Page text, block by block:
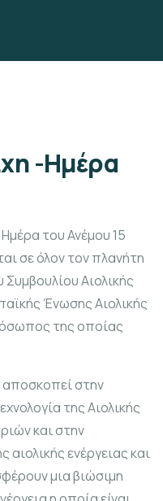
-Ημέρα
του Ανέμου 15
σε όλον τον πλανήτη
Αιολικής
Ένωσης Αιολικής
της οποίας
αποσκοπεί στην
της Αιολικής
και στην
ενέργειας και
μια βιώσιμη